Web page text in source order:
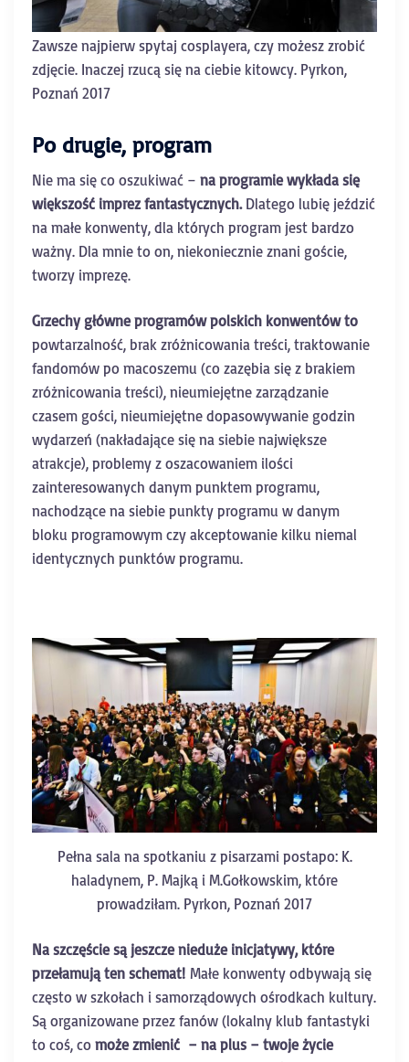
Zawsze najpierw spytaj cosplayera, czy możesz zrobić
zdjęcie. Inaczej rzucą się na ciebie kitowcy. Pyrkon,
Poznań 2017
Po drugie, program
Nie ma się co oszukiwać – na programie wykłada się
większość imprez fantastycznych.Dlatego lubię jeździć
na małe konwenty, dla których program jest bardzo
ważny. Dla mnie to on, niekoniecznie znani goście,
tworzy imprezę.
Grzechy główne programów polskich konwentów to
powtarzalność, brak zróżnicowania treści, traktowanie
fandomów po macoszemu (co zazębia się z brakiem
zróżnicowania treści), nieumiejętne zarządzanie
czasem gości, nieumiejętne dopasowywanie godzin
wydarzeń (nakładające się na siebie największe
atrakcje), problemy z oszacowaniem ilości
zainteresowanych danym punktem programu,
nachodzące na siebie punkty programu w danym
bloku programowym czy akceptowanie kilku niemal
identycznych punktów programu.
Pełna sala na spotkaniu z pisarzami postapo: K.
haladynem, P. Majką i M.Gołkowskim, które
prowadziłam. Pyrkon, Poznań 2017
Na szczęście są jeszcze nieduże inicjatywy, które
przełamują ten schemat! Małe konwenty odbywają się
często w szkołach i samorządowych ośrodkach kultury.
Są organizowane przez fanów (lokalny klub fantastyki
to coś, co może zmienić – na plus – twoje życie